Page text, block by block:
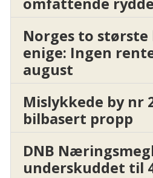
Norges to
enige: Ingen
august
Mislykkede by nr
bilbasert propp
DNB
underskuddet til